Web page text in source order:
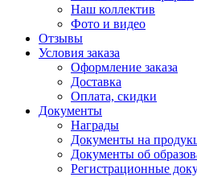
Наш коллектив
Фото и видео
Отзывы
Условия заказа
Оформление заказа
Доставка
Оплата, скидки
Документы
Награды
Документы на
Документы об
Регистрационные